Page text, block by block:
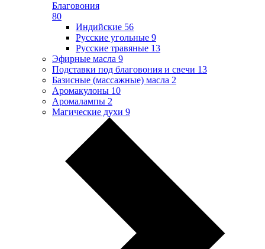
Благовония
80
Индийские 56
Русские угольные 9
Русские травяные 13
Эфирные масла 9
Подставки под благовония и свечи 13
Базисные (массажные) масла 2
Аромакулоны 10
Аромалампы 2
Магические духи 9